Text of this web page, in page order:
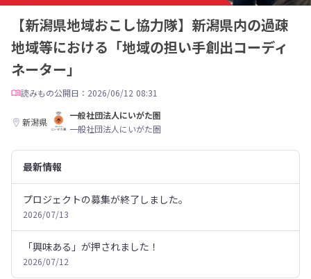
【新潟県地域おこし協力隊】新潟県内の過疎
地域等における「地域の担い手創出コーディ
ネーター」
読みもの公開日：2026/06/12 08:31
新潟県
一般社団法人にいがた圏
一般社団法人にいがた圏
最新情報
プロジェクトの募集が終了しました。
2026/07/13
「興味ある」が押されました！
2026/07/12